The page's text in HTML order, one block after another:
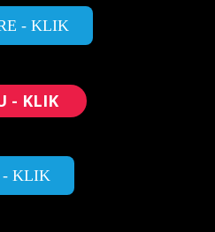
- KLIK
- KLIK
- KLIK